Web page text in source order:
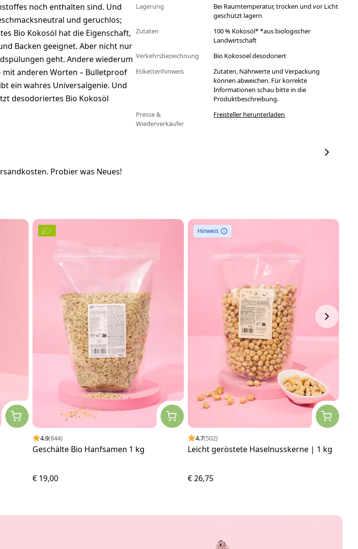
noch enthalten sind. Und
und geruchlos;
Bio Kokosöl hat die Eigenschaft,
Backen geeignet. Aber nicht nur
geht. Andere wiederum
anderen Worten – Bulletproof
ein wahres Universalgenie. Und
desodoriertes Bio Kokosöl
Lagerung
Bei Raumtemperatur, trocken und vor Licht
geschützt lagern
Zutaten
100 % Kokosöl* *aus biologischer
Landwirtschaft
Verkehrsbezeichnung
Bio Kokosoel desodoriert
Etikettenhinweis
Zutaten, Nährwerte und Verpackung
können abweichen. Für korrekte
Informationen schau bitte in die
Produktbeschreibung.
Presse &
Wiederverkäufer
Freisteller herunterladen
Probier was Neues!
4.9(844)
Geschälte Bio Hanfsamen 1 kg
€ 19,00
Hinweis
4.7(502)
Leicht geröstete Haselnusskerne | 1 kg
€ 26,75